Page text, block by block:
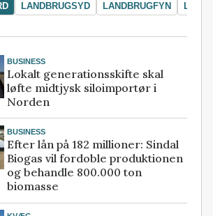
LANDBRUGSYD LANDBRUGFYN
BUSINESS
Lokalt generationsskifte skal
løfte midtjysk siloimportør i
Norden
BUSINESS
Efter lån på 182 millioner: Sindal
Biogas vil fordoble produktionen
og behandle 800.000 ton
biomasse